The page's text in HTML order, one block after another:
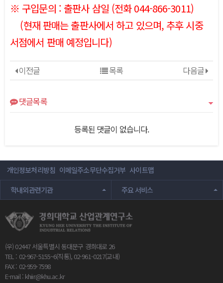
※ 구입문의 : 출판사 삼일 (전화 044-866-3011)
(현재 판매는 출판사에서 하고 있으며, 추후 시중
서점에서 판매 예정입니다)
이전글 다음글
목록
댓글목록
등록된 댓글이 없습니다.
개인정보처리방침 이메일주소무단수집거부 사이트맵
학내외관련기관
주요 서비스
(우) 02447 서울특별시 동대문구 경희대로 26
TEL : 02-967-5155~6(직통), 02-961-0217(교내)
FAX : 02-959-7598
E-mail : khiir@khu.ac.kr